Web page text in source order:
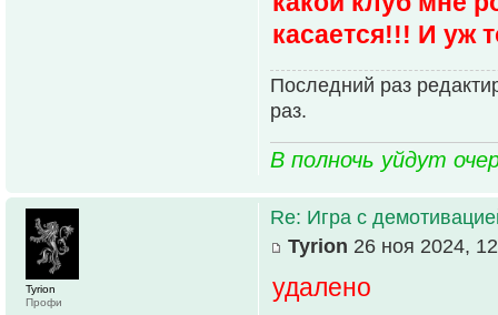
касается!!! И уж
Последний раз
раз.
В полночь уйдут
Re: Игра с
Tyrion 26 ноя 2024,
удалено
Tyrion
Профи